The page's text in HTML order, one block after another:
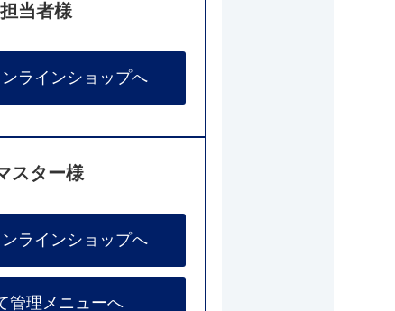
当者様
ラインショップへ
スター様
ラインショップへ
管理メニューへ